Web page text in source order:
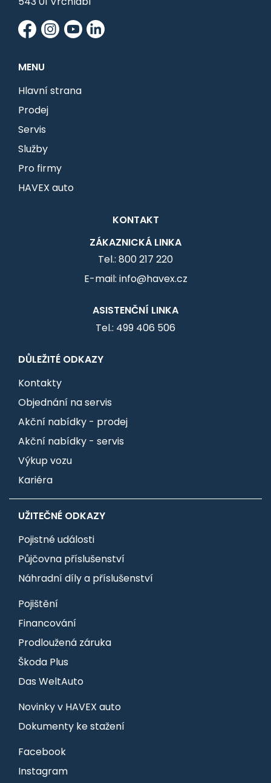
MENU
Hlavní strana
Prodej
Servis
Služby
Pro firmy
HAVEX auto
KONTAKT
ZÁKAZNICKÁ LINKA
Tel.: 800 217 220
E-mail: info@havex.cz
ASISTENČNÍ LINKA
Tel.: 499 406 506
DŮLEŽITÉ ODKAZY
Kontakty
Objednání na servis
Akční nabídky - prodej
Akční nabídky - servis
Výkup vozu
Kariéra
UŽITEČNÉ ODKAZY
Pojistné události
Půjčovna příslušenství
Náhradní díly a příslušenství
Pojištění
Financování
Prodloužená záruka
Škoda Plus
Das WeltAuto
Novinky v HAVEX auto
Dokumenty ke stažení
Facebook
Instagram